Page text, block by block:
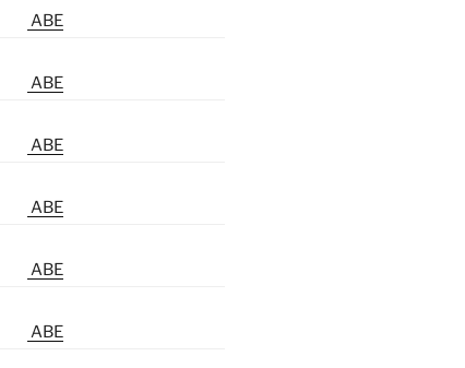
ABE
ABE
ABE
ABE
ABE
ABE